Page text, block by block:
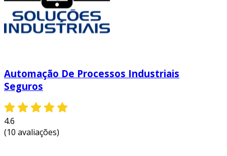
menores custos operacionais
eficiência proporcionada pela automação,
os custos operacionais tendem a cair.
trabalhadores a ambientes perigosos.
exemplos práticos de automação
simples
vamos considerar alguns exemplos práticos
que ilustram a aplicação de automação simples:
Automação De Processos Industriais
Seguros
4.6
(10 avaliações)